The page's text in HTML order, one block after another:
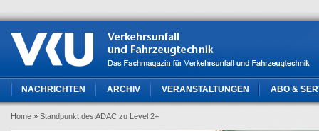
NACHRICHTEN ARCHIV VERANSTALTUNGEN ABO &
Home » Standpunkt des ADAC zu Level 2+